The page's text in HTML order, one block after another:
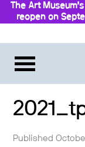
The Art
reopen on
Published